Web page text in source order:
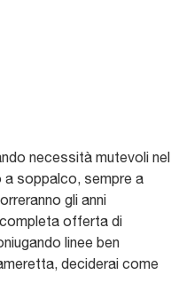
necessità mutevoli nel
a soppalco, sempre a
gli anni
offerta di
linee ben
deciderai come